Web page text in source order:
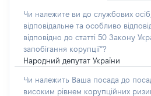
Чи належите ви до службових
відповідальне та особливо
відповідно до статті 50 Закону
запобігання корупції”?
Народний депутат України
Чи належить Ваша посада до
високим рівнем корупційних